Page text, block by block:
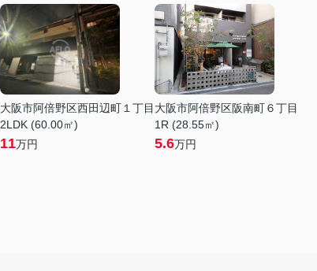
大阪市阿倍野区西田辺町１丁目
2LDK (60.00㎡)
11万円
大阪市阿倍野区阪南町６丁目
1R (28.55㎡)
5.6万円